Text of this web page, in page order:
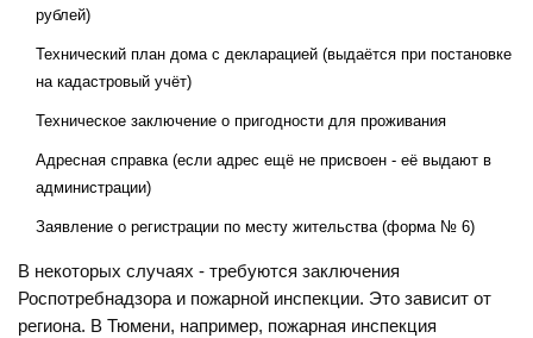
рублей)
Технический план дома с декларацией (выдаётся при постановке
на кадастровый учёт)
Техническое заключение о пригодности для проживания
Адресная справка (если адрес ещё не присвоен - её выдают в
администрации)
Заявление о регистрации по месту жительства (форма № 6)
В некоторых случаях - требуются заключения
Роспотребнадзора и пожарной инспекции. Это зависит от
региона. В Тюмени, например, пожарная инспекция